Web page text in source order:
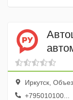
Иркутск,
+795010100...